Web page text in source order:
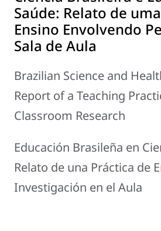
Saúde: Relato de
Ensino Envolvendo
Sala de Aula
Brazilian Science and
Report of a Teaching
Classroom Research
Educación Brasileña en
Relato de una Práctica de
Investigación en el Aula